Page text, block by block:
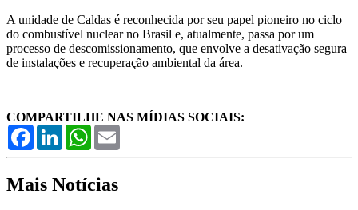
A unidade de Caldas é reconhecida por seu papel pioneiro no ciclo
do combustível nuclear no Brasil e, atualmente, passa por um
processo de descomissionamento, que envolve a desativação segura
de instalações e recuperação ambiental da área.
COMPARTILHE NAS MÍDIAS SOCIAIS:
FacebookLinkedInWhatsApp
Mais Notícias